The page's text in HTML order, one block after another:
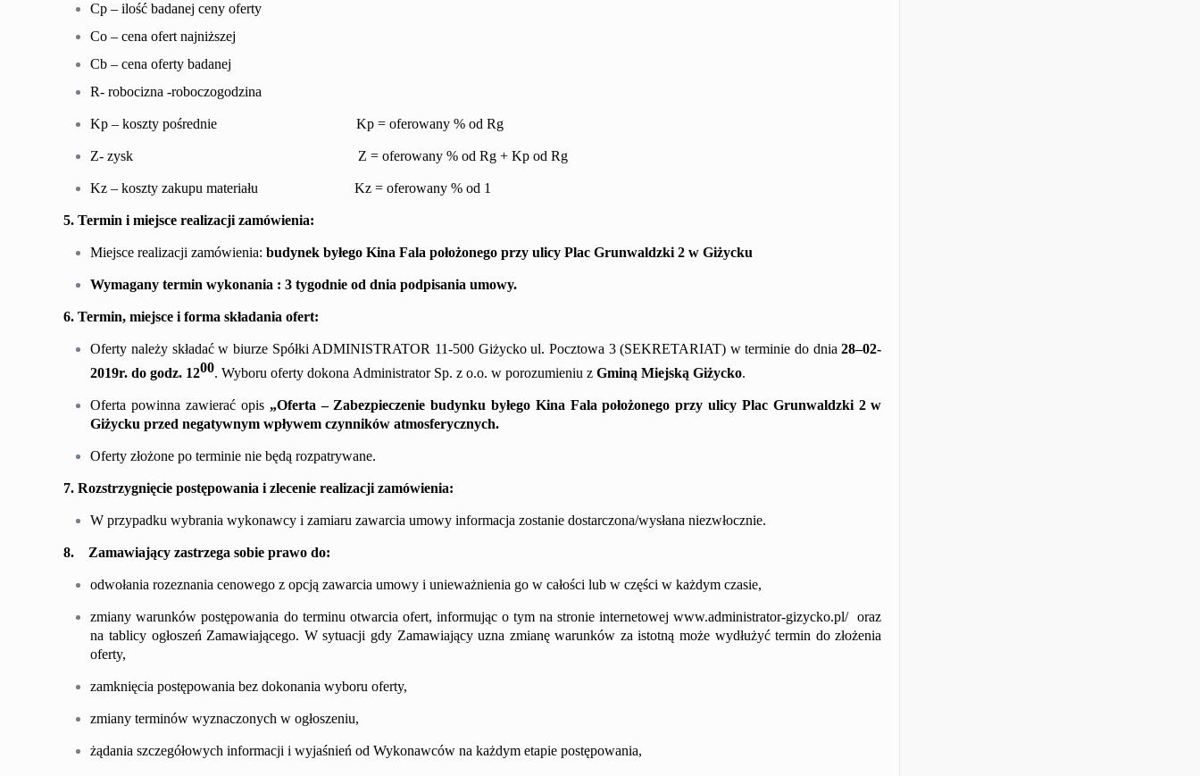
Cp – ilość badanej ceny oferty
Co – cena ofert najniższej
Cb – cena oferty badanej
R- robocizna -roboczogodzina
Kp – koszty pośrednie Kp = oferowany % od Rg
Z- zysk Z = oferowany % od Rg+ Kp od Rg
Kz – koszty zakupu materiału Kz = oferowany % od 1
5. Termin i miejsce realizacji zamówienia:
Miejsce realizacji zamówienia:budynek byłego Kina Fala położonego przy ulicy Plac Grunwaldzki 2 w Giżycku
Wymagany termin wykonania :3 tygodnie od dnia podpisania umowy.
6. Termin, miejsce i forma składania ofert:
Oferty należy składać w biurze Spółki ADMINISTRATOR 11-500 Giżycko ul. Pocztowa 3 (SEKRETARIAT) w terminie do dnia28–02-
2019r. do godz. 1200. Wyboru oferty dokona Administrator Sp. z o.o. w porozumieniu zGminą Miejską Giżycko.
Oferta powinna zawierać opis „Oferta – Zabezpieczenie budynku byłego Kina Fala położonego przy ulicy Plac Grunwaldzki 2 w
Giżycku przed negatywnym wpływem czynników atmosferycznych.
Oferty złożone po terminie nie będą rozpatrywane.
7. Rozstrzygnięcie postępowania i zlecenie realizacji zamówienia:
W przypadku wybrania wykonawcy i zamiaru zawarcia umowy informacja zostanie dostarczona/wysłana niezwłocznie.
8. Zamawiający zastrzega sobie prawo do:
odwołania rozeznania cenowego z opcją zawarcia umowy i unieważnienia go w całości lub w części w każdym czasie,
zmiany warunków postępowania do terminu otwarcia ofert, informując o tym na stronie internetowejwww.administrator-gizycko.pl/oraz
na tablicy ogłoszeń Zamawiającego. W sytuacji gdy Zamawiający uzna zmianę warunków za istotną może wydłużyć termin do złożenia
oferty,
zamknięcia postępowania bez dokonania wyboru oferty,
zmiany terminów wyznaczonych w ogłoszeniu,
żądania szczegółowych informacji i wyjaśnień od Wykonawców na każdym etapie postępowania,